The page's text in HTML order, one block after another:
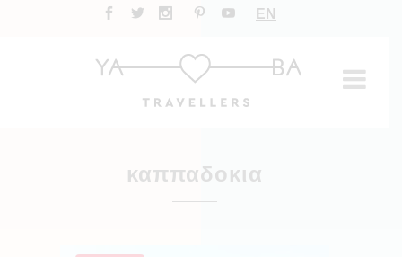
EN
καππαδοκια